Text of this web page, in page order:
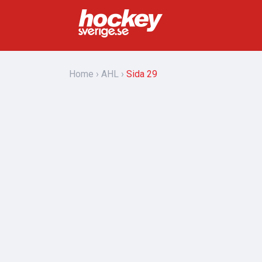
Home AHL Sida 29